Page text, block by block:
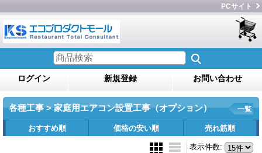
PCサイト
ログイン 新規登録 お問い合わせ
各種工事 > 家庭用エアコン設置工事（オプション） 一覧
おすすめ順 価格の安い順 売れ筋順
表示件数: